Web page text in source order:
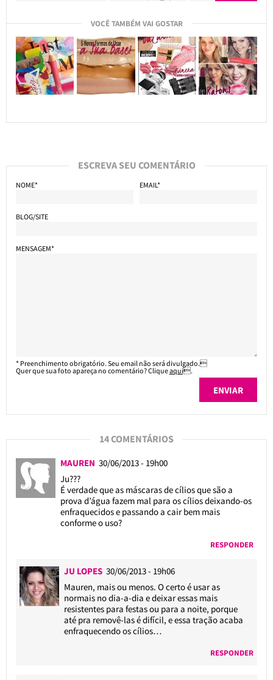
VOCÊ TAMBÉM VAI GOSTAR
ESCREVA SEU COMENTÁRIO
NOME* EMAIL*
BLOG/SITE
MENSAGEM*
* Preenchimento obrigatório. Seu email não será divulgado.
Quer que sua foto apareça no comentário? Cliqueaqui.
14 COMENTÁRIOS
MAUREN 30/06/2013 - 19h00
Ju???
É verdade que as máscaras de cílios que são a
prova d’água fazem mal para os cílios deixando-os
enfraquecidos e passando a cair bem mais
conforme o uso?
RESPONDER
JU LOPES 30/06/2013 - 19h06
Mauren, mais ou menos. O certo é usar as
normais no dia-a-dia e deixar essas mais
resistentes para festas ou para a noite, porque
até pra removê-las é difícil, e essa tração acaba
enfraquecendo os cílios…
RESPONDER